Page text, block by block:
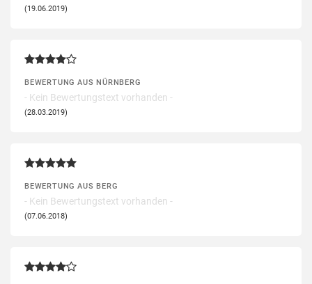
(19.06.2019)
BEWERTUNG AUS NÜRNBERG
- Kein Bewertungstext vorhanden -
(28.03.2019)
BEWERTUNG AUS BERG
- Kein Bewertungstext vorhanden -
(07.06.2018)